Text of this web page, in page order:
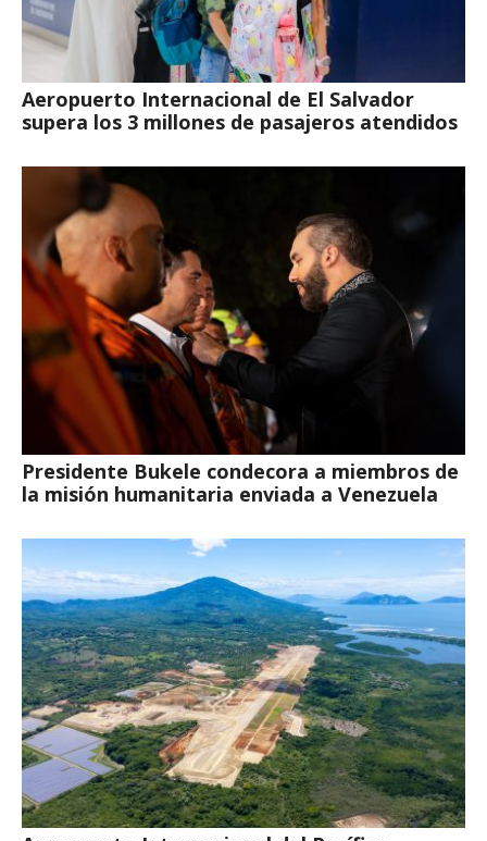
Aeropuerto Internacional de El Salvador
supera los 3 millones de pasajeros atendidos
Presidente Bukele condecora a miembros de
la misión humanitaria enviada a Venezuela